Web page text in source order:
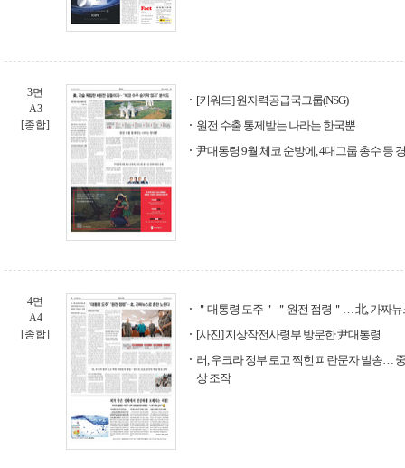
3면
A3
[종합]
[키워드] 원자력공급국그룹(NSG)
원전 수출 통제받는 나라는 한국뿐
尹대통령 9월 체코 순방에, 4대그룹 총수 등
4면
A4
[종합]
＂대통령 도주＂ ＂원전 점령＂… 北, 가짜
[사진] 지상작전사령부 방문한 尹대통령
러, 우크라 정부 로고 찍힌 피란문자 발송…
상 조작